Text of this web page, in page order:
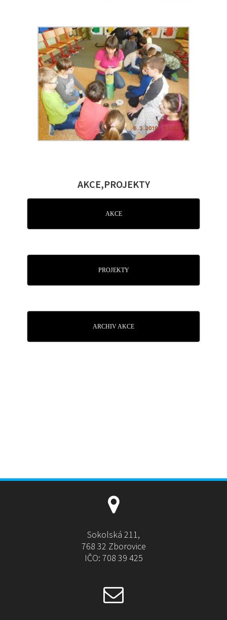
AKCE,PROJEKTY
AKCE
PROJEKTY
ARCHIV AKCE
Sokolská 211,
768 32 Zborovice
IČO: 708 39 425